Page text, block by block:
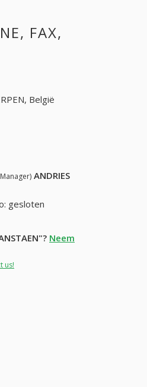
FAX,
België
ANDRIES
gesloten
Neem
us!